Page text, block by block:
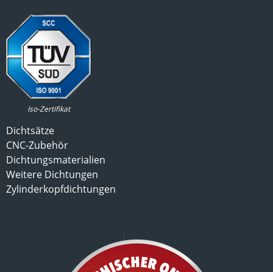
Iso-Zertifikat
Dichtsätze
CNC-Zubehör
Dichtungsmaterialien
Weitere Dichtungen
Zylinderkopfdichtungen